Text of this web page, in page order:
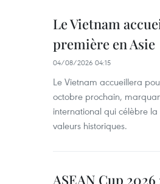
Le Vietnam
première en Asie
04/08/2026 04:15
Le Vietnam accueillera
octobre prochain,
international qui célèbre
valeurs historiques.
ASEAN Cup